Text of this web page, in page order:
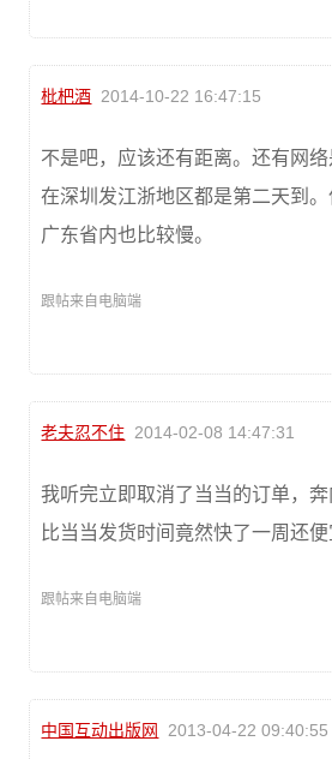
枇杷酒 2014-10-22 16:47:15
不是吧，应该还有距离。还有网络
在深圳发江浙地区都是第二天到
广东省内也比较慢。
跟帖来自电脑端
老夫忍不住 2014-02-08 14:47:31
我听完立即取消了当当的订单，
比当当发货时间竟然快了一周还便
跟帖来自电脑端
中国互动出版网 2013-04-22 09:40:55